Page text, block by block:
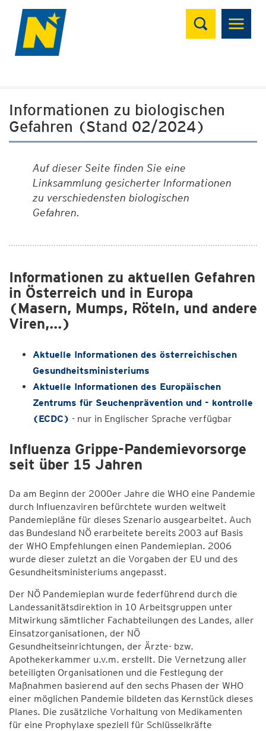
Suchen
Informationen zu biologischen
Gefahren (Stand 02/2024)
Auf dieser Seite finden Sie eine
Linksammlung gesicherter Informationen
zu verschiedensten biologischen
Gefahren.
Informationen zu aktuellen Gefahren
in Österreich und in Europa
(Masern, Mumps, Röteln, und andere
Viren,...)
Aktuelle Informationen des österreichischen
Gesundheitsministeriums
Aktuelle Informationen des Europäischen
Zentrums für Seuchenprävention und - kontrolle
(ECDC) - nur in Englischer Sprache verfügbar
Influenza Grippe-Pandemievorsorge
seit über 15 Jahren
Da am Beginn der 2000er Jahre die WHO eine Pandemie
durch Influenzaviren befürchtete wurden weltweit
Pandemiepläne für dieses Szenario ausgearbeitet. Auch
das Bundesland NÖ erarbeitete bereits 2003 auf Basis
der WHO Empfehlungen einen Pandemieplan. 2006
wurde dieser zuletzt an die Vorgaben der EU und des
Gesundheitsministeriums angepasst.
Der NÖ Pandemieplan wurde federführend durch die
Landessanitätsdirektion in 10 Arbeitsgruppen unter
Mitwirkung sämtlicher Fachabteilungen des Landes, aller
Einsatzorganisationen, der NÖ
Gesundheitseinrichtungen, der Ärzte- bzw.
Apothekerkammer u.v.m. erstellt. Die Vernetzung aller
beteiligten Organisationen und die Festlegung der
Maßnahmen basierend auf den sechs Phasen der WHO
einer möglichen Pandemie bildeten das Kernstück dieses
Planes. Die zusätzliche Vorhaltung von Medikamenten
für eine Prophylaxe speziell für Schlüsselkräfte